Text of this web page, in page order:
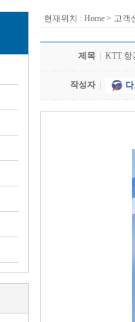
현재위치 : Home > 고객
제목 KTT 항
작성자